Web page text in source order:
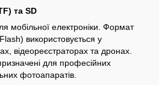
та SD
мобільної електроніки. Формат
використовується у
відеореєстраторах та дронах.
для професійних
фотоапаратів.